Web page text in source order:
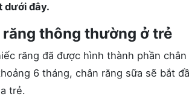
dưới đây.
thông thường ở trẻ
răng đã được hình thành phần
6 tháng, chân răng sữa sẽ bắt
trẻ.